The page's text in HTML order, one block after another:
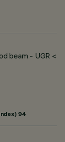
beam - UGR <
94